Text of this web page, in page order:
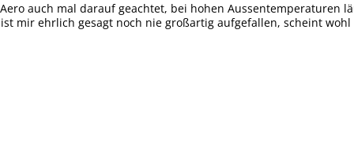
auch mal darauf geachtet, bei hohen Aussentemperaturen
mir ehrlich gesagt noch nie großartig aufgefallen, scheint